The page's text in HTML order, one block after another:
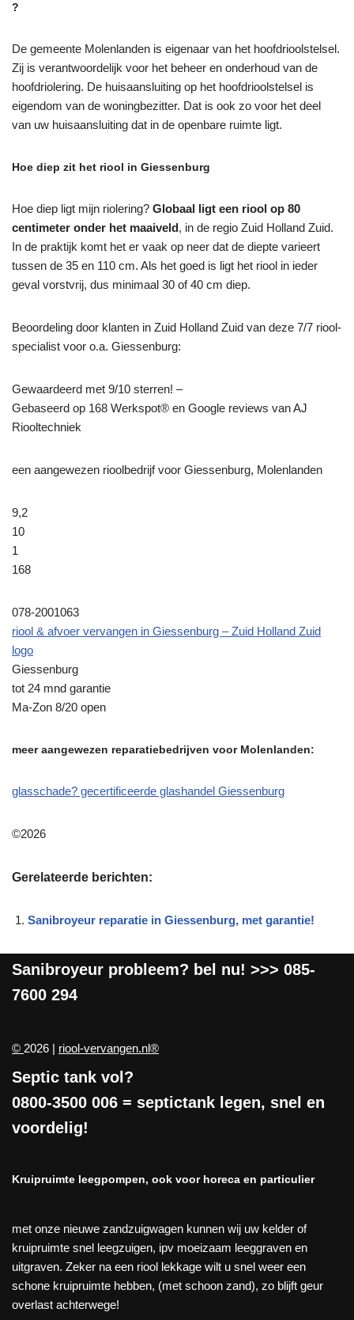
?
De gemeente Molenlanden is eigenaar van het hoofdrioolstelsel.
Zij is verantwoordelijk voor het beheer en onderhoud van de
hoofdriolering. De huisaansluiting op het hoofdrioolstelsel is
eigendom van de woningbezitter. Dat is ook zo voor het deel
van uw huisaansluiting dat in de openbare ruimte ligt.
Hoe diep zit het riool in Giessenburg
Hoe diep ligt mijn riolering? Globaal ligt een riool op 80
centimeter onder het maaiveld, in de regio Zuid Holland Zuid.
In de praktijk komt het er vaak op neer dat de diepte varieert
tussen de 35 en 110 cm. Als het goed is ligt het riool in ieder
geval vorstvrij, dus minimaal 30 of 40 cm diep.
Beoordeling door klanten in Zuid Holland Zuid van deze 7/7 riool-
specialist voor o.a. Giessenburg:
Gewaardeerd met 9/10 sterren! –
Gebaseerd op 168 Werkspot® en Google reviews van AJ
Riooltechniek
een aangewezen rioolbedrijf voor Giessenburg, Molenlanden
9,2
10
1
168
078-2001063
riool & afvoer vervangen in Giessenburg – Zuid Holland Zuid
logo
Giessenburg
tot 24 mnd garantie
Ma-Zon 8/20 open
meer aangewezen reparatiebedrijven voor Molenlanden:
glasschade? gecertificeerde glashandel Giessenburg
©2026
Gerelateerde berichten:
Sanibroyeur reparatie in Giessenburg, met garantie!
Sanibroyeur probleem? bel nu! >>> 085-
7600 294
© 2026 | riool-vervangen.nl®
Septic tank vol?
0800-3500 006 = septictank legen, snel en
voordelig!
Kruipruimte leegpompen, ook voor horeca en particulier
met onze nieuwe zandzuigwagen kunnen wij uw kelder of
kruipruimte snel leegzuigen, ipv moeizaam leeggraven en
uitgraven. Zeker na een riool lekkage wilt u snel weer een
schone kruipruimte hebben, (met schoon zand), zo blijft geur
overlast achterwege!